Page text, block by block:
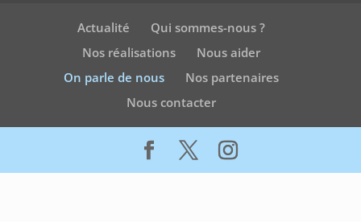
Actualité
Qui sommes-nous ?
Nos réalisations
Nous aider
On parle de nous
Nos partenaires
Nous contacter